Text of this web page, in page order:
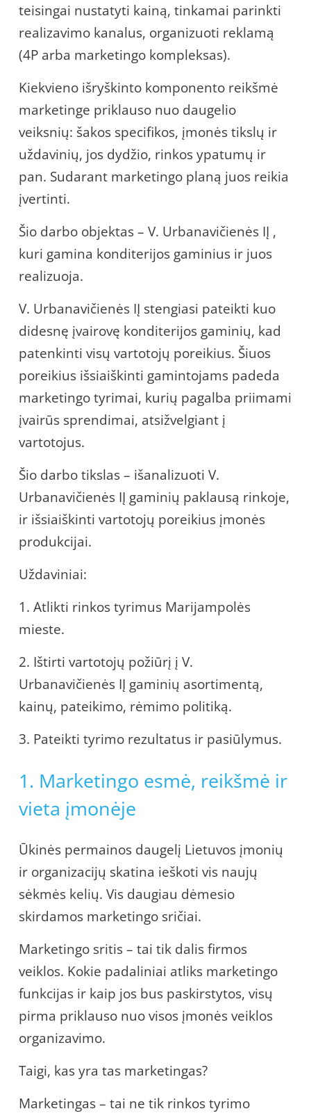
teisingai nustatyti kainą, tinkamai parinkti
realizavimo kanalus, organizuoti reklamą
(4P arba marketingo kompleksas).
Kiekvieno išryškinto komponento reikšmė
marketinge priklauso nuo daugelio
veiksnių: šakos specifikos, įmonės tikslų ir
uždavinių, jos dydžio, rinkos ypatumų ir
pan. Sudarant marketingo planą juos reikia
įvertinti.
Šio darbo objektas – V. Urbanavičienės IĮ ,
kuri gamina konditerijos gaminius ir juos
realizuoja.
V. Urbanavičienės IĮ stengiasi pateikti kuo
didesnę įvairovę konditerijos gaminių, kad
patenkinti visų vartotojų poreikius. Šiuos
poreikius išsiaiškinti gamintojams padeda
marketingo tyrimai, kurių pagalba priimami
įvairūs sprendimai, atsižvelgiant į
vartotojus.
Šio darbo tikslas – išanalizuoti V.
Urbanavičienės IĮ gaminių paklausą rinkoje,
ir išsiaiškinti vartotojų poreikius įmonės
produkcijai.
Uždaviniai:
1. Atlikti rinkos tyrimus Marijampolės
mieste.
2. Ištirti vartotojų požiūrį į V.
Urbanavičienės IĮ gaminių asortimentą,
kainų, pateikimo, rėmimo politiką.
3. Pateikti tyrimo rezultatus ir pasiūlymus.
1. Marketingo esmė, reikšmė ir
vieta įmonėje
Ūkinės permainos daugelį Lietuvos įmonių
ir organizacijų skatina ieškoti vis naujų
sėkmės kelių. Vis daugiau dėmesio
skirdamos marketingo sričiai.
Marketingo sritis – tai tik dalis firmos
veiklos. Kokie padaliniai atliks marketingo
funkcijas ir kaip jos bus paskirstytos, visų
pirma priklauso nuo visos įmonės veiklos
organizavimo.
Taigi, kas yra tas marketingas?
Marketingas – tai ne tik rinkos tyrimo